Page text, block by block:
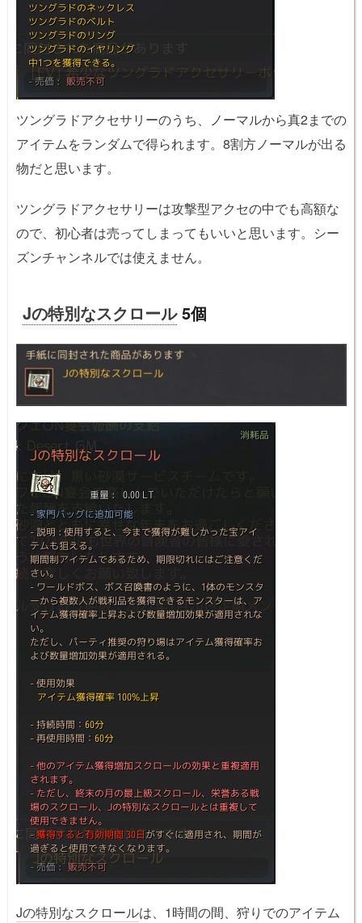
ツングラドアクセサリーのうち、ノーマルから真2までの
アイテムをランダムで得られます。8割方ノーマルが出る
物だと思います。
ツングラドアクセサリーは攻撃型アクセの中でも高額な
ので、初心者は売ってしまってもいいと思います。シー
ズンチャンネルでは使えません。
Jの特別なスクロール5個
Jの特別なスクロールは、1時間の間、狩りでのアイテム